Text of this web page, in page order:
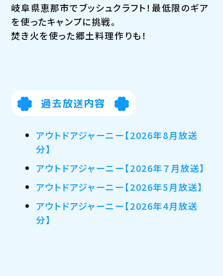
岐阜県恵那市でブッシュクラフト！最低限のギア
を使ったキャンプに挑戦。
焚き火を使った郷土料理作りも！
過去放送内容
アウトドアジャーニー【2026年8月放送
分】
アウトドアジャーニー【2026年７月放送】
アウトドアジャーニー【2026年5月放送】
アウトドアジャーニー【2026年4月放送
分】